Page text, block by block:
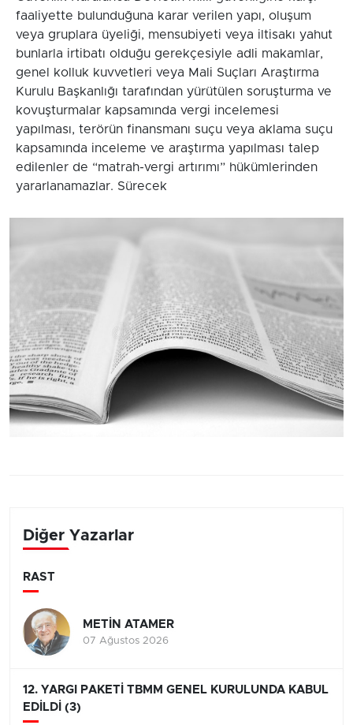
faaliyette bulunduğuna karar verilen yapı, oluşum
veya gruplara üyeliği, mensubiyeti veya iltisakı yahut
bunlarla irtibatı olduğu gerekçesiyle adli makamlar,
genel kolluk kuvvetleri veya Mali Suçları Araştırma
Kurulu Başkanlığı tarafından yürütülen soruşturma ve
kovuşturmalar kapsamında vergi incelemesi
yapılması, terörün finansmanı suçu veya aklama suçu
kapsamında inceleme ve araştırma yapılması talep
edilenler de “matrah-vergi artırımı” hükümlerinden
yararlanamazlar. Sürecek
Diğer Yazarlar
RAST
METİN ATAMER
07 Ağustos 2026
12. YARGI PAKETİ TBMM GENEL KURULUNDA KABUL
EDİLDİ (3)